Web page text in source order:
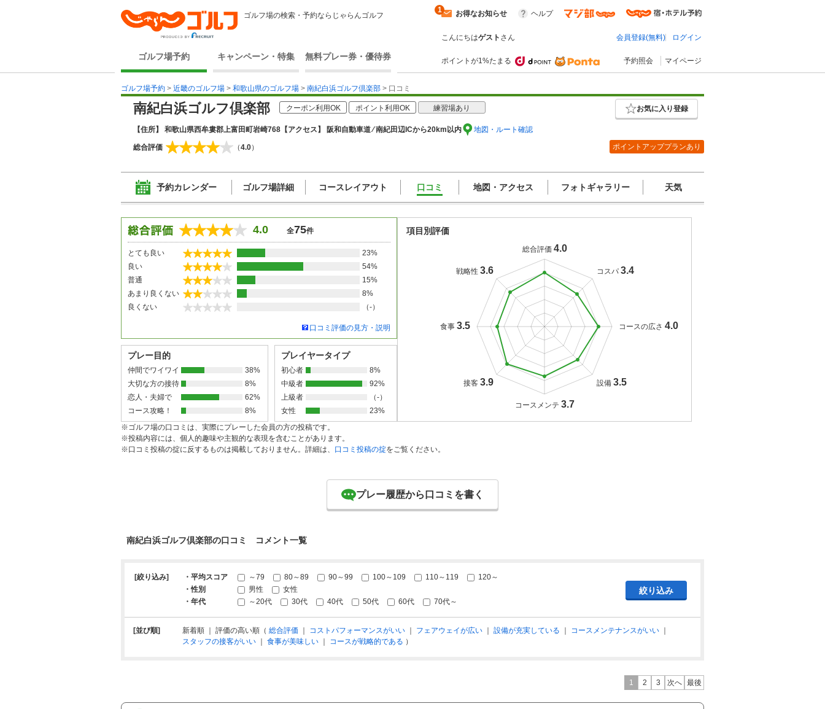
ゴルフ場の検索・予約ならじゃらんゴルフ
ゴルフ場予約 キャンペーン・特集 無料プレー券・優待券
お得なお知らせ
1 ヘルプ
こんにちはゲスト さん 会員登録(無料) ログイン
ポイントが1%たまる 予約照会 マイページ
ゴルフ場予約 > 近畿のゴルフ場 > 和歌山県のゴルフ場 > 南紀白浜ゴルフ倶楽部 > 口コミ
南紀白浜ゴルフ倶楽部 クーポン利用OK ポイント利用OK 練習場あり お気に入り登録
【住所】 和歌山県西牟婁郡上富田町岩崎768 【アクセス】 阪和自動車道 ⁄ 南紀田辺ICから20km以内 地図・ルート確認
総合評価 （4.0） ポイントアッププランあり
予約カレンダー ゴルフ場詳細 コースレイアウト 口コミ 地図・アクセス フォトギャラリー 天気
4.0 全75件
とても良い
23%
良い
54%
普通
15%
あまり良くない
8%
良くない
（-）
口コミ評価の見方・説明
プレー目的
仲間でワイワイ
38%
大切な方の接待
8%
恋人・夫婦で
62%
コース攻略！
8%
プレイヤータイプ
初心者
8%
中級者
92%
上級者
（-）
女性
23%
項目別評価
総合評価 4.0
コスパ 3.4
コースの広さ 4.0
設備 3.5
コースメンテ 3.7
接客 3.9
食事 3.5
戦略性 3.6
※ゴルフ場の口コミは、実際にプレーした会員の方の投稿です。
※投稿内容には、個人的趣味や主観的な表現を含むことがあります。
※口コミ投稿の掟に反するものは掲載しておりません。詳細は、 口コミ投稿の掟をご覧ください。
プレー履歴から口コミを書く
南紀白浜ゴルフ倶楽部の口コミ コメント一覧
[絞り込み] ・平均スコア ～79 80～89 90～99 100～109 110～119
120～
・性別
男性
女性
・年代
～20代 30代 40代 50代 60代 70代～
[並び順] 新着順 ｜ 評価の高い順（ 総合評価 コストパフォーマンスがいい フェアウェイが広い 設備が充実している コースメンテナンスがいい
スタッフの接客がいい
食事が美味しい コースが戦略的である ）
1 2 3 次へ 最後